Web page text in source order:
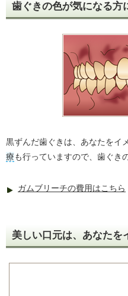
歯ぐきの色が気になる方
黒ずんだ歯ぐきは、あなたをイ
療も行っていますので、歯ぐき
ガムブリーチの費用はこちら
美しい口元は、あなたを